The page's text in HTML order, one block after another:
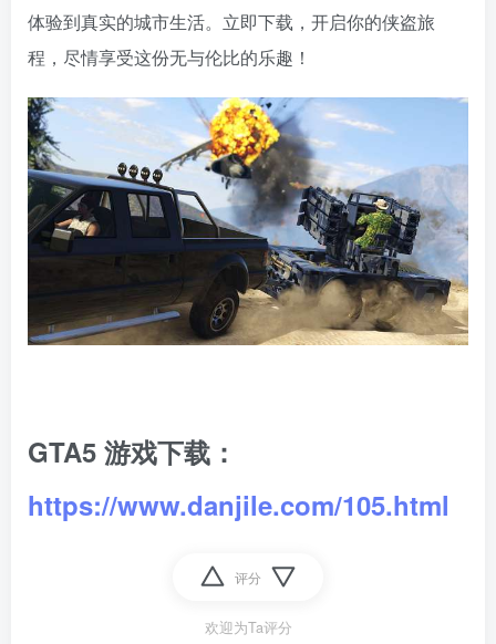
体验到真实的城市生活。立即下载，开启你的侠盗旅
程，尽情享受这份无与伦比的乐趣！
GTA5 游戏下载：
https://www.danjile.com/105.html
评分
欢迎为Ta评分